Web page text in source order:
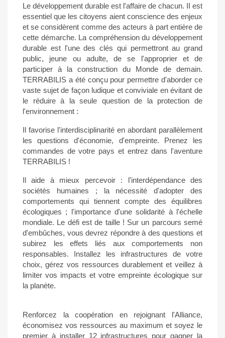
Le développement durable est l'affaire de chacun. II est
essentiel que les citoyens aient conscience des enjeux
et se considèrent comme des acteurs à part entière de
cette démarche. La compréhension du développement
durable est l'une des clés qui permettront au grand
public, jeune ou adulte, de se l'approprier et de
participer à la construction du Monde de demain.
TERRABILIS a été conçu pour permettre d'aborder ce
vaste sujet de façon ludique et conviviale en évitant de
le réduire à la seule question de la protection de
l'environnement :
Il favorise l'interdisciplinarité en abordant parallèlement
les questions d'économie, d'empreinte. Prenez les
commandes de votre pays et entrez dans l'aventure
TERRABILIS !
Il aide à mieux percevoir : l'interdépendance des
sociétés humaines ; la nécessité d'adopter des
comportements qui tiennent compte des équilibres
écologiques ; l'importance d'une solidarité à l'échelle
mondiale. Le défi est de taille ! Sur un parcours semé
d'embûches, vous devrez répondre à des questions et
subirez les effets liés aux comportements non
responsables. Installez les infrastructures de votre
choix, gérez vos ressources durablement et veillez à
limiter vos impacts et votre empreinte écologique sur
la planète.
Renforcez la coopération en rejoignant l'Alliance,
économisez vos ressources au maximum et soyez le
premier à installer 12 infrastructures pour gagner la